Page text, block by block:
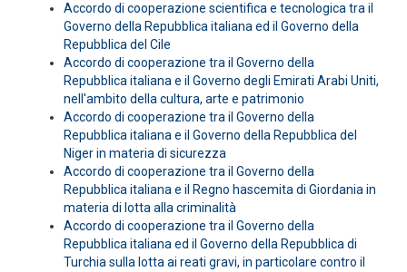
Accordo di cooperazione scientifica e tecnologica tra il
Governo della Repubblica italiana ed il Governo della
Repubblica del Cile
Accordo di cooperazione tra il Governo della
Repubblica italiana e il Governo degli Emirati Arabi Uniti,
nell'ambito della cultura, arte e patrimonio
Accordo di cooperazione tra il Governo della
Repubblica italiana e il Governo della Repubblica del
Niger in materia di sicurezza
Accordo di cooperazione tra il Governo della
Repubblica italiana e il Regno hascemita di Giordania in
materia di lotta alla criminalità
Accordo di cooperazione tra il Governo della
Repubblica italiana ed il Governo della Repubblica di
Turchia sulla lotta ai reati gravi, in particolare contro il